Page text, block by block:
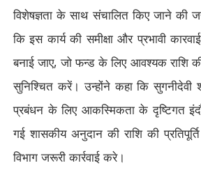
विशेषज्ञता के साथ संचालित किए जाने की
कि इस कार्य की समीक्षा और प्रभावी
बनाई जाए,जो फन्ड के लिए आवश्यक राशि
सुनिश्चित करें। उन्होंने कहा कि सुगनीदेवी
प्रबंधन के लिए आकस्मिकता के दृष्टिगत इंदौर
गई शासकीय अनुदान की राशि की
विभाग जरूरी कार्रवाई करे।